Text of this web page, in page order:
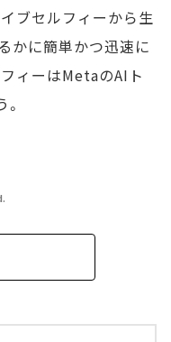
ブセルフィーから生
かに簡単かつ迅速に
ィーはMetaのAIト